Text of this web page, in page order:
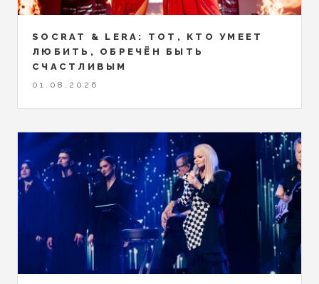
SOCRAT & LERA: ТОТ, КТО УМЕЕТ
ЛЮБИТЬ, ОБРЕЧЁН БЫТЬ
СЧАСТЛИВЫМ
01.08.2026